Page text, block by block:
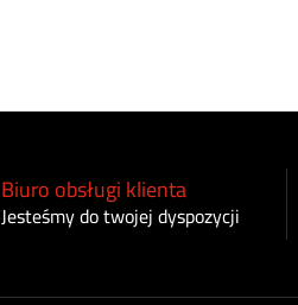
Biuro obsługi klienta
Jesteśmy do twojej dyspozycji